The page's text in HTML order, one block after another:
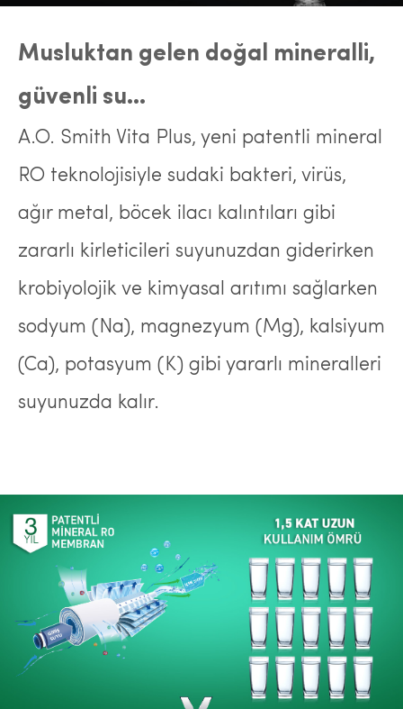
Musluktan gelen doğal mineralli,
güvenli su…
A.O. Smith Vita Plus, yeni patentli mineral
RO teknolojisiyle sudaki bakteri, virüs,
ağır metal, böcek ilacı kalıntıları gibi
zararlı kirleticileri suyunuzdan giderirken
krobiyolojik ve kimyasal arıtımı sağlarken
sodyum (Na), magnezyum (Mg), kalsiyum
(Ca), potasyum (K) gibi yararlı mineralleri
suyunuzda kalır.